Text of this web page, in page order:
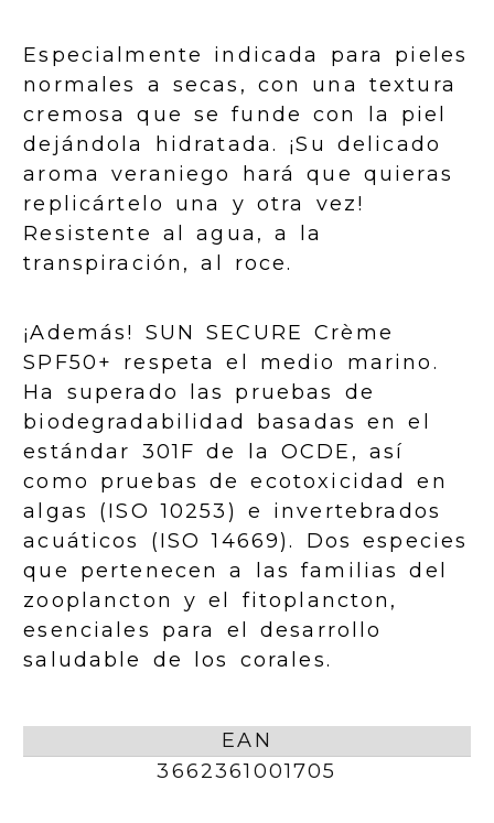
Especialmente indicada para pieles
normales a secas, con una textura
cremosa que se funde con la piel
dejándola hidratada. ¡Su delicado
aroma veraniego hará que quieras
replicártelo una y otra vez!
Resistente al agua, a la
transpiración, al roce.
¡Además! SUN SECURE Crème
SPF50+ respeta el medio marino.
Ha superado las pruebas de
biodegradabilidad basadas en el
estándar 301F de la OCDE, así
como pruebas de ecotoxicidad en
algas (ISO 10253) e invertebrados
acuáticos (ISO 14669). Dos especies
que pertenecen a las familias del
zooplancton y el fitoplancton,
esenciales para el desarrollo
saludable de los corales.
EAN
3662361001705